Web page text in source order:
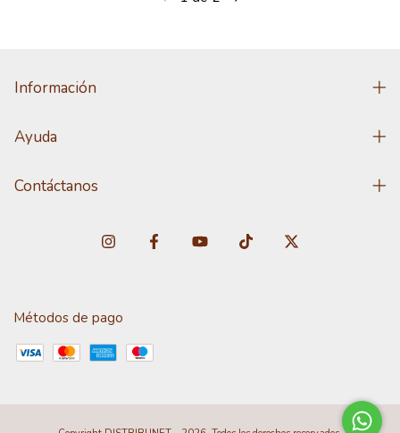
Información
Ayuda
Contáctanos
Métodos de pago